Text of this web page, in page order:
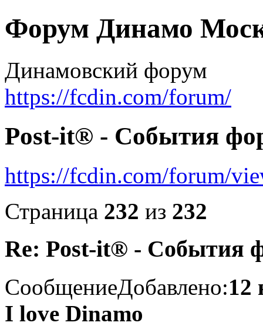
Форум Динамо
Динамовский форум
https://fcdin.com/forum/
Post-it® - События
https://fcdin.com/forum/
Страница 232 из 232
Re: Post-it® - События
СообщениеДобавлено:12
I love Dinamo